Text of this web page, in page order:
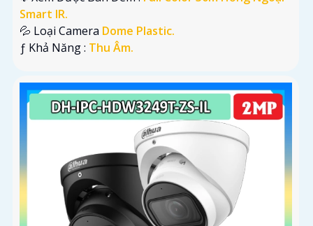
Smart IR.
💦 Loại Camera Dome Plastic.
️ƒ Khả Năng : Thu Âm.